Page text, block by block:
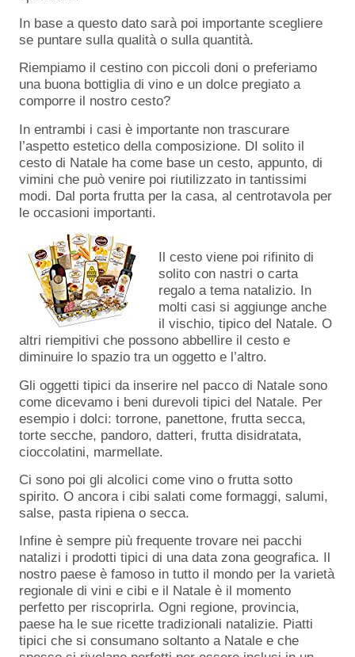
In base a questo dato sarà poi importante scegliere
se puntare sulla qualità o sulla quantità.
Riempiamo il cestino con piccoli doni o preferiamo
una buona bottiglia di vino e un dolce pregiato a
comporre il nostro cesto?
In entrambi i casi è importante non trascurare
l’aspetto estetico della composizione. DI solito il
cesto di Natale ha come base un cesto, appunto, di
vimini che può venire poi riutilizzato in tantissimi
modi. Dal porta frutta per la casa, al centrotavola per
le occasioni importanti.
Il cesto viene poi rifinito di
solito con nastri o carta
regalo a tema natalizio. In
molti casi si aggiunge anche
il vischio, tipico del Natale. O
altri riempitivi che possono abbellire il cesto e
diminuire lo spazio tra un oggetto e l’altro.
Gli oggetti tipici da inserire nel pacco di Natale sono
come dicevamo i beni durevoli tipici del Natale. Per
esempio i dolci: torrone, panettone, frutta secca,
torte secche, pandoro, datteri, frutta disidratata,
cioccolatini, marmellate.
Ci sono poi gli alcolici come vino o frutta sotto
spirito. O ancora i cibi salati come formaggi, salumi,
salse, pasta ripiena o secca.
Infine è sempre più frequente trovare nei pacchi
natalizi i prodotti tipici di una data zona geografica. Il
nostro paese è famoso in tutto il mondo per la varietà
regionale di vini e cibi e il Natale è il momento
perfetto per riscoprirla. Ogni regione, provincia,
paese ha le sue ricette tradizionali natalizie. Piatti
tipici che si consumano soltanto a Natale e che